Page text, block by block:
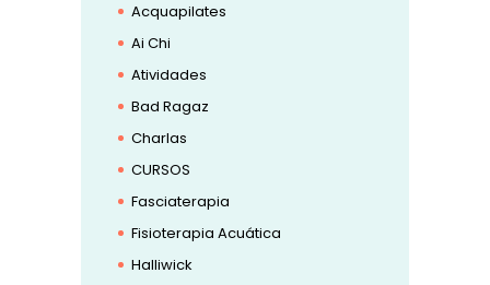
Acquapilates
Ai Chi
Atividades
Bad Ragaz
Charlas
CURSOS
Fasciaterapia
Fisioterapia Acuática
Halliwick